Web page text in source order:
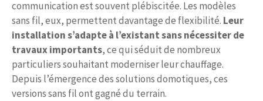
communication est souvent plébiscitée. Les modèles
sans fil, eux, permettent davantage de flexibilité. Leur
installation s’adapte à l’existant sans nécessiter de
travaux importants, ce qui séduit de nombreux
particuliers souhaitant moderniser leur chauffage.
Depuis l’émergence des solutions domotiques, ces
versions sans fil ont gagné du terrain.